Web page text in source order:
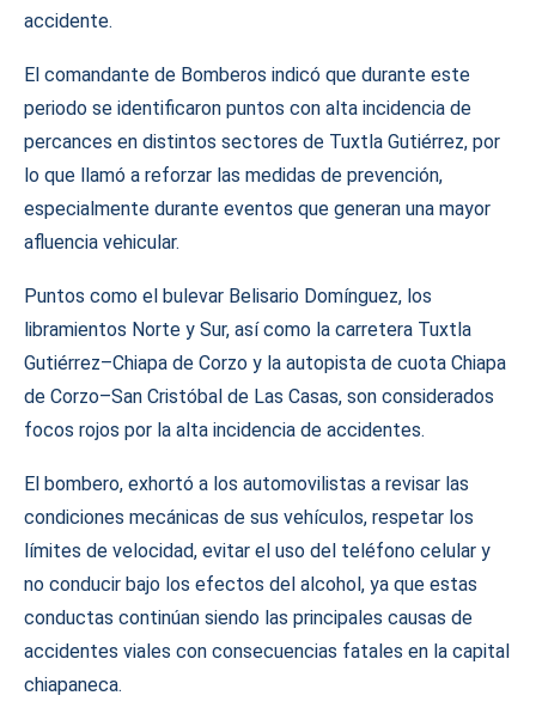
accidente.
El comandante de Bomberos indicó que durante este
periodo se identificaron puntos con alta incidencia de
percances en distintos sectores de Tuxtla Gutiérrez, por
lo que llamó a reforzar las medidas de prevención,
especialmente durante eventos que generan una mayor
afluencia vehicular.
Puntos como el bulevar Belisario Domínguez, los
libramientos Norte y Sur, así como la carretera Tuxtla
Gutiérrez–Chiapa de Corzo y la autopista de cuota Chiapa
de Corzo–San Cristóbal de Las Casas, son considerados
focos rojos por la alta incidencia de accidentes.
El bombero, exhortó a los automovilistas a revisar las
condiciones mecánicas de sus vehículos, respetar los
límites de velocidad, evitar el uso del teléfono celular y
no conducir bajo los efectos del alcohol, ya que estas
conductas continúan siendo las principales causas de
accidentes viales con consecuencias fatales en la capital
chiapaneca.